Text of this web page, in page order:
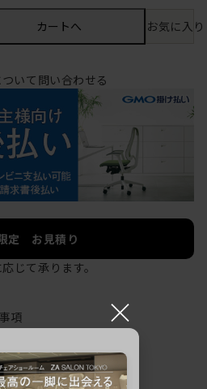
カートへ お気に入
いて問い合わせる
定 お見積り
じて承ります。
項 ×